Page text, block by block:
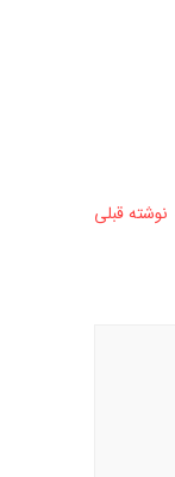
نوشته قبلی